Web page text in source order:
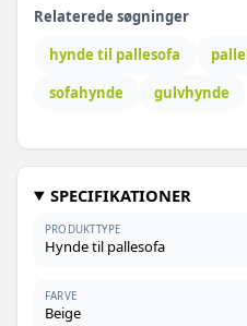
Relaterede søgninger
hynde til pallesofa
sofahynde
gulvhynde
SPECIFIKATIONER
PRODUKTTYPE
Hynde til pallesofa
FARVE
Beige